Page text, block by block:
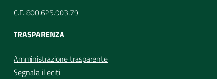
C.F. 800.625.903.79
TRASPARENZA
Amministrazione trasparente
Segnala illeciti